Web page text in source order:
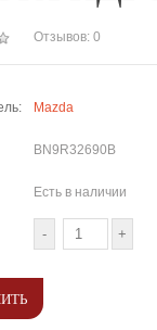
Отзывов: 0
Mazda
BN9R32690B
Есть в наличии